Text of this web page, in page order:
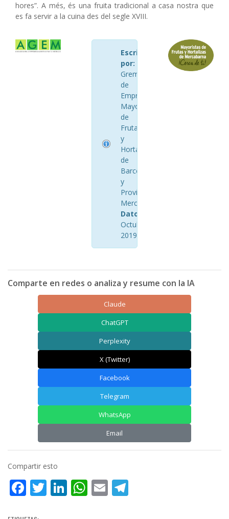
hores”. A més, és una fruita tradicional a casa nostra que
es fa servir a la cuina des del segle XVIII.
Escrito
por:
Gremio
de
Empresarios
Mayoristas
de
Frutas
y
Hortalizas
de
Barcelona
y
Provincia
Mercabarna
Datos:
Octubre
2019
Comparte en redes o analiza y resume con la IA
Claude
ChatGPT
Perplexity
X (Twitter)
Facebook
Telegram
WhatsApp
Email
Compartir esto
Facebook
Twitter
LinkedIn
WhatsApp
Email